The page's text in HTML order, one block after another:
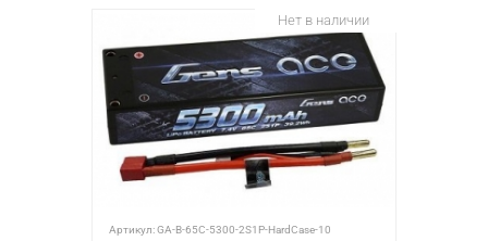
Нет в наличии
Артикул:GA-B-65C-5300-2S1P-HardCase-10